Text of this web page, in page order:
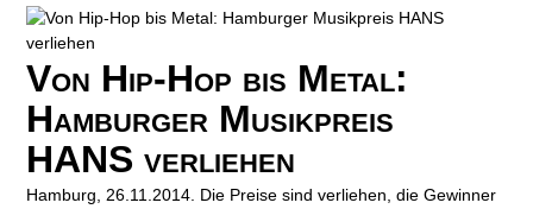
Von Hip-Hop bis Metal:
Hamburger Musikpreis
HANS verliehen
Hamburg, 26.11.2014. Die Preise sind verliehen, die Gewinner